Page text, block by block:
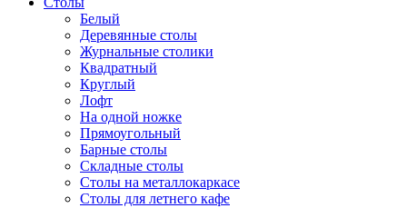
Белый
Деревянные столы
Журнальные столики
Квадратный
Круглый
Лофт
На одной ножке
Прямоугольный
Барные столы
Складные столы
Столы на металлокаркасе
Столы для летнего кафе